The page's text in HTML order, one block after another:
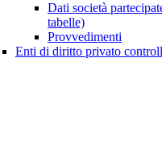
Dati società
tabelle)
Provvedimenti
Enti di diritto privato